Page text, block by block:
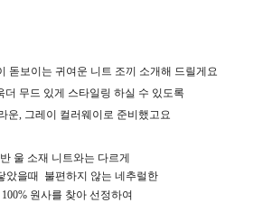
돋보이는 귀여운 니트 조끼 소개해 드릴게요
더 무드 있게 스타일링 하실 수 있도록
운, 그레이 컬러웨이로 준비했고요
울 소재 니트와는 다르게
았을때
불편하지 않는 네추럴한
100% 원사를 찾아 선정하여